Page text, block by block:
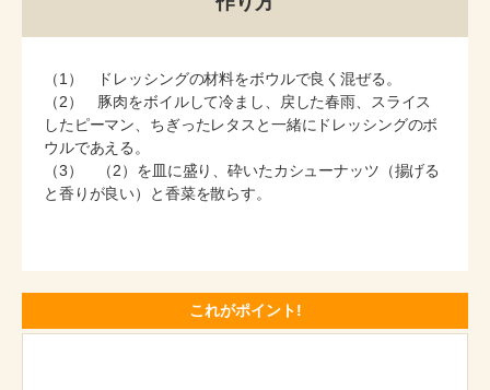
（1） ドレッシングの材料をボウルで良く混ぜる。
（2） 豚肉をボイルして冷まし、戻した春雨、スライス
したピーマン、ちぎったレタスと一緒にドレッシングのボ
ウルであえる。
（3） （2）を皿に盛り、砕いたカシューナッツ（揚げる
と香りが良い）と香菜を散らす。
これがポイント!